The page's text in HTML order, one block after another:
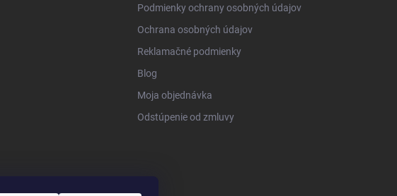
Podmienky ochrany osobných údajov
Ochrana osobných údajov
Reklamačné podmienky
Blog
Moja objednávka
Odstúpenie od zmluvy